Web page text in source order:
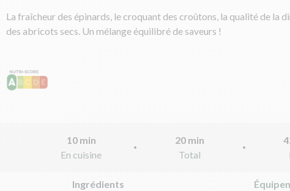
La fraîcheur des épinards, le croquant des croûtons, la qualité de la
des abricots secs. Un mélange équilibré de saveurs !
10 min
En cuisine
20 min
Total
Ingrédients